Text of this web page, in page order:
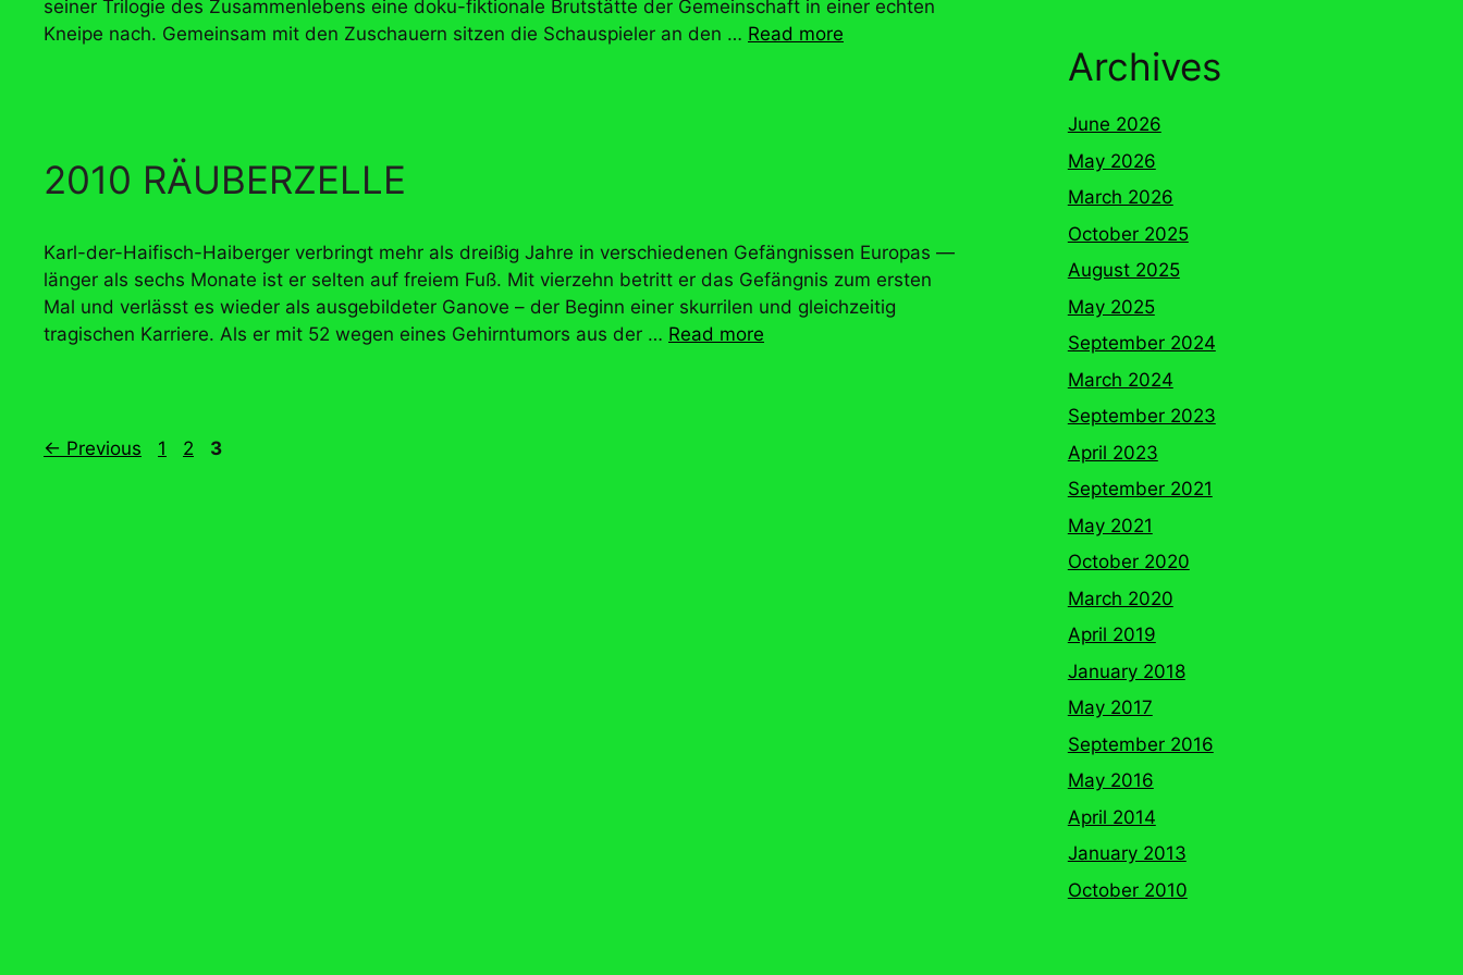
seiner Trilogie des Zusammenlebens eine doku-fiktionale Brutstätte der Gemeinschaft in einer echten
Kneipe nach. Gemeinsam mit den Zuschauern sitzen die Schauspieler an den … Read more
2010 RÄUBERZELLE
Karl-der-Haifisch-Haiberger verbringt mehr als dreißig Jahre in verschiedenen Gefängnissen Europas —
länger als sechs Monate ist er selten auf freiem Fuß. Mit vierzehn betritt er das Gefängnis zum ersten
Mal und verlässt es wieder als ausgebildeter Ganove – der Beginn einer skurrilen und gleichzeitig
tragischen Karriere. Als er mit 52 wegen eines Gehirntumors aus der … Read more
← Previous Page
1 Page
2 Page
3
Archives
June 2026
May 2026
March 2026
October 2025
August 2025
May 2025
September 2024
March 2024
September 2023
April 2023
September 2021
May 2021
October 2020
March 2020
April 2019
January 2018
May 2017
September 2016
May 2016
April 2014
January 2013
October 2010